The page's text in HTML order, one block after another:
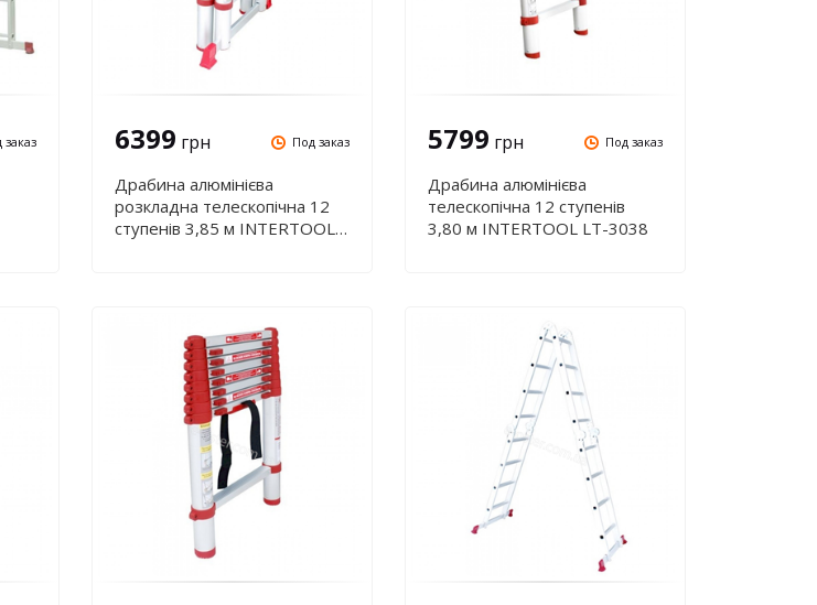
заказ 6399 грн Под заказ
Драбина алюмінієва
розкладна телескопічна 12
ступенів 3,85 м INTERTOOL
5799 грн Под заказ
Драбина алюмінієва
телескопічна 12 ступенів
3,80 м INTERTOOL LT-3038